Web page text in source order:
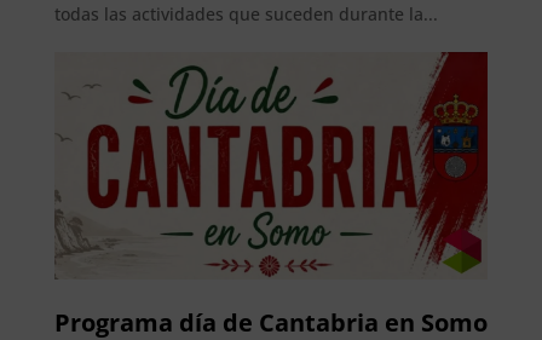
todas las actividades que suceden durante la...
Programa día de Cantabria en Somo